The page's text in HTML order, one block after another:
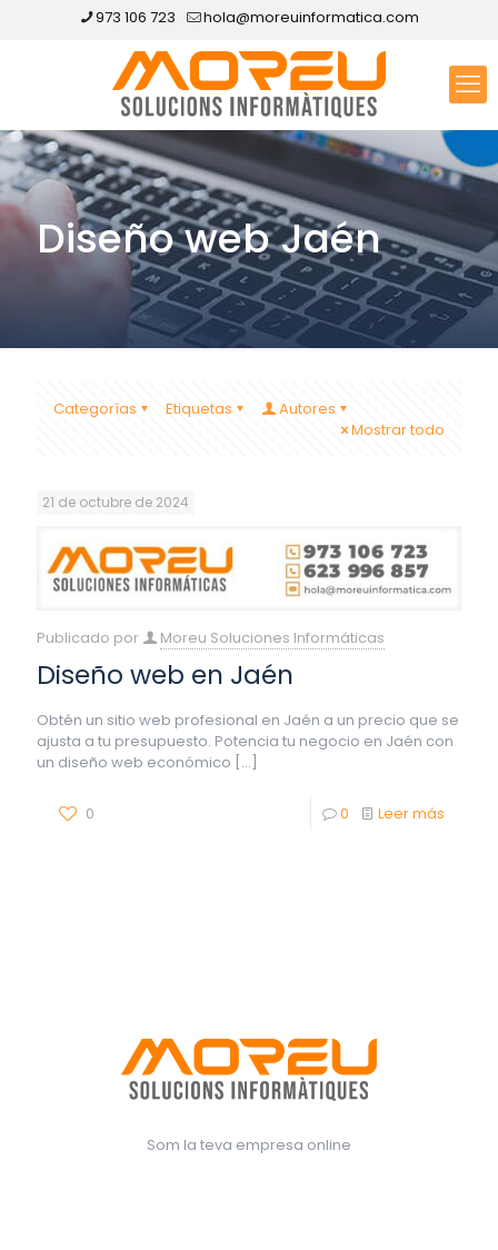
973 106 723 hola@moreuinformatica.com
Diseño web Jaén
Categorías Etiquetas
Autores
Mostrar todo
21 de octubre de 2024
Publicado por Moreu Soluciones Informáticas
Diseño web en Jaén
Obtén un sitio web profesional en Jaén a un precio que se
ajusta a tu presupuesto. Potencia tu negocio en Jaén con
un diseño web económico […]
0 0 Leer más
Som la teva empresa online